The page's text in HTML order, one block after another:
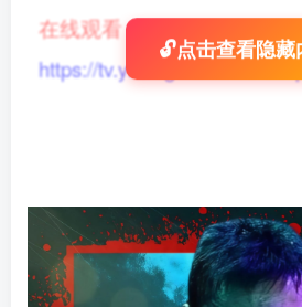
在线观看：
https://tv.yikong666.com/
🔓点击查看隐藏